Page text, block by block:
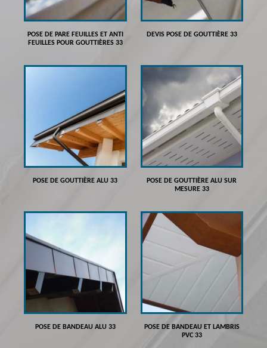
POSE DE PARE FEUILLES ET ANTI
FEUILLES POUR GOUTTIÈRES 33
DEVIS POSE DE GOUTTIÈRE 33
POSE DE GOUTTIÈRE ALU 33
POSE DE GOUTTIÈRE ALU SUR
MESURE 33
POSE DE BANDEAU ALU 33
POSE DE BANDEAU ET LAMBRIS
PVC 33